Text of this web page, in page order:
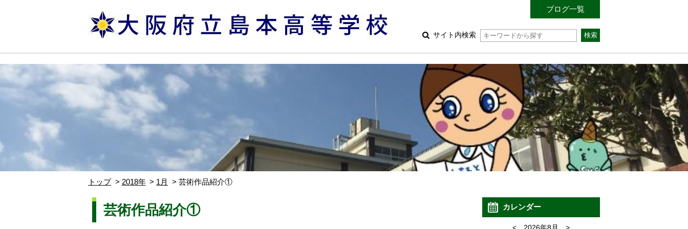
ブログ一覧
サイト内検索
トップ 2018年 1月 芸術作品紹介①
芸術作品紹介① カレンダー